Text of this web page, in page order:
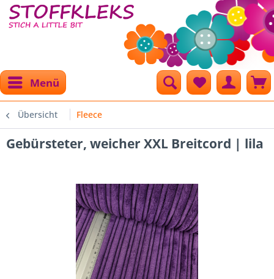
Menü
Übersicht Fleece
Gebürsteter, weicher XXL Breitcord | lila